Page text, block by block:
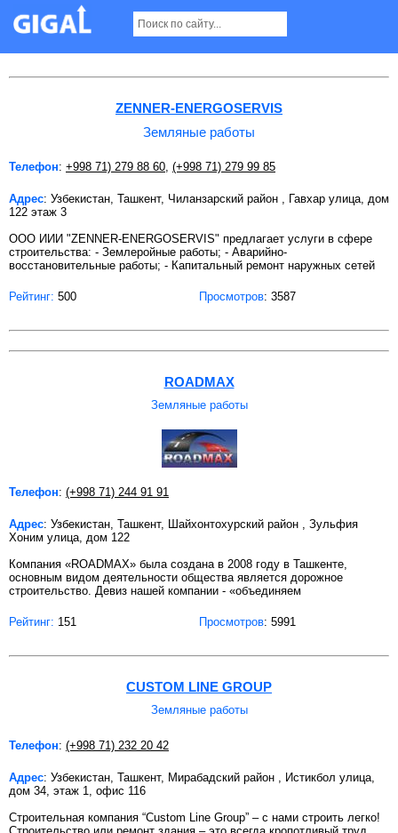
Земляные работы в Ташкенте
ZENNER-ENERGOSERVIS
Земляные работы
Телефон: +998 71) 279 88 60 (+998 71) 279 99 85
Адрес: Узбекистан, Ташкент, Чиланзарский район , Гавхар улица, дом
122 этаж 3
OOO ИИИ "ZENNER-ENERGOSERVIS" предлагает услуги в сфере
строительства: - Землеройные работы; - Аварийно-
восстановительные работы; - Капитальный ремонт наружных сетей
Рейтинг: 500 Просмотров: 3587
ROADMAX
Земляные работы
Телефон: (+998 71) 244 91 91
Адрес: Узбекистан, Ташкент, Шайхонтохурский район , Зульфия
Хоним улица, дом 122
Компания «ROADMAX» была создана в 2008 году в Ташкенте,
основным видом деятельности общества является дорожное
строительство. Девиз нашей компании - «объединяем
Рейтинг: 151 Просмотров: 5991
CUSTOM LINE GROUP
Земляные работы
Телефон: (+998 71) 232 20 42
Адрес: Узбекистан, Ташкент, Мирабадский район , Истикбол улица,
дом 34, этаж 1, офис 116
Строительная компания “Custom Line Group” – с нами строить легко!